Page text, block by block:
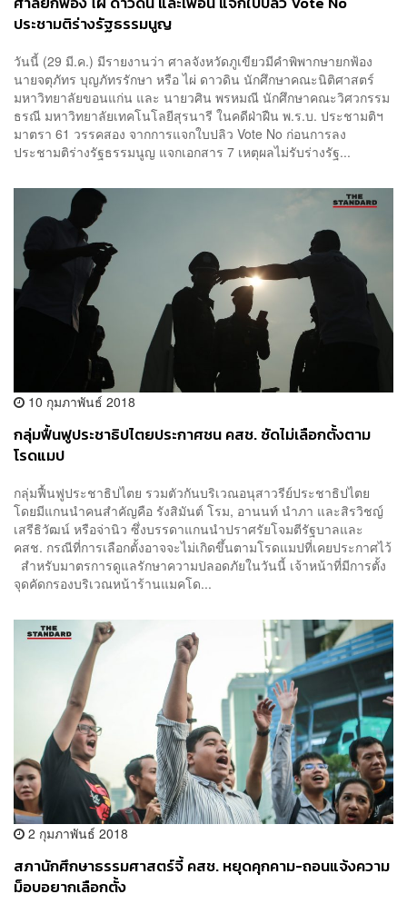
ประชามติร่างรัฐธรรมนูญ
วันนี้ (29 มี.ค.) มีรายงานว่า ศาลจังหวัดภูเขียวมีคำพิพากษายกฟ้อง
นายจตุภัทร บุญภัทรรักษา หรือ ไผ่ ดาวดิน นักศึกษาคณะนิติศาสตร์
มหาวิทยาลัยขอนแก่น และ นายวศิน พรหมณี นักศึกษาคณะวิศวกรรม
ธรณี มหาวิทยาลัยเทคโนโลยีสุรนารี ในคดีฝ่าฝืน พ.ร.บ. ประชามติฯ
มาตรา 61 วรรคสอง จากการแจกใบปลิว Vote No ก่อนการลง
ประชามติร่างรัฐธรรมนูญ แจกเอกสาร 7 เหตุผลไม่รับร่างรัฐ...
10 กุมภาพันธ์ 2018
กลุ่มฟื้นฟูประชาธิปไตยประกาศชน คสช. ซัดไม่เลือกตั้งตาม
โรดแมป
กลุ่มฟื้นฟูประชาธิปไตย รวมตัวกันบริเวณอนุสาวรีย์ประชาธิปไตย
โดยมีแกนนำคนสำคัญคือ รังสิมันต์ โรม, อานนท์ นำภา และสิรวิชญ์
เสรีธิวัฒน์ หรือจ่านิว ซึ่งบรรดาแกนนำปราศรัยโจมตีรัฐบาลและ
คสช. กรณีที่การเลือกตั้งอาจจะไม่เกิดขึ้นตามโรดแมปที่เคยประกาศไว้
สำหรับมาตรการดูแลรักษาความปลอดภัยในวันนี้ เจ้าหน้าที่มีการตั้ง
จุดคัดกรองบริเวณหน้าร้านแมคโด...
2 กุมภาพันธ์ 2018
สภานักศึกษาธรรมศาสตร์จี้ คสช. หยุดคุกคาม-ถอนแจ้งความ
ม็อบอยากเลือกตั้ง